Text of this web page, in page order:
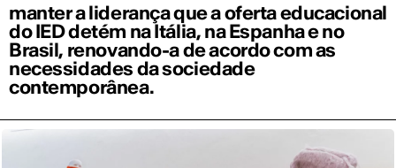
manter a liderança que a oferta educacional
do IED detém na Itália, na Espanha e no
Brasil, renovando-a de acordo com as
necessidades da sociedade
contemporânea.